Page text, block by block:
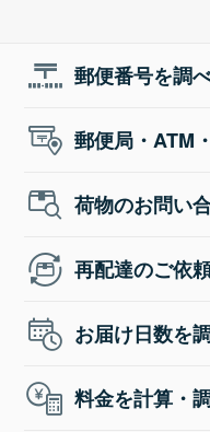
郵便番号を調
郵便局・ATM
荷物のお問い
再配達のご依
お届け日数を
料金を計算・